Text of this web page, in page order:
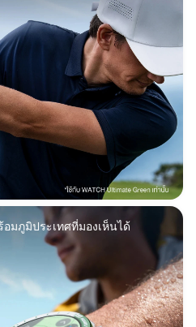
มภูมิประเทศที่มองเห็นได้